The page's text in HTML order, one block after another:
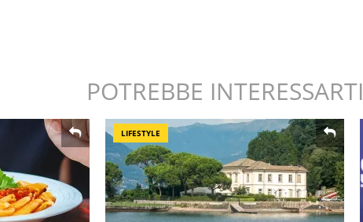
POTREBBE INTERESSARTI
LIFESTYLE